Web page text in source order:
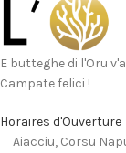
E butteghe di l'Oru
Campate felici !
Horaires d'Ouverture
Aiacciu, Corsu